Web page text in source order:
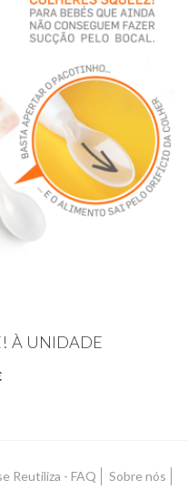
À UNIDADE
Reutiliza - FAQ
Sobre nós